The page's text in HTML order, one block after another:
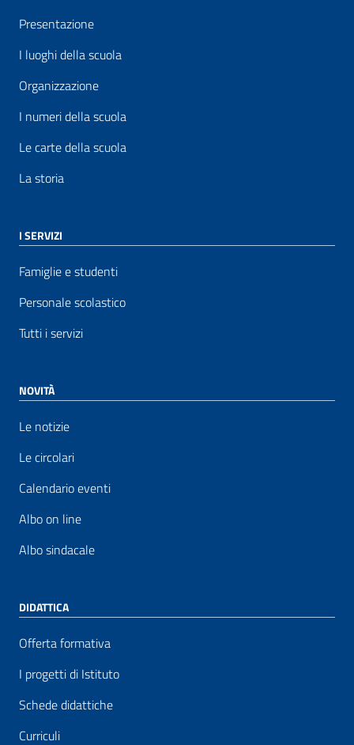
Presentazione
I luoghi della scuola
Organizzazione
I numeri della scuola
Le carte della scuola
La storia
I SERVIZI
Famiglie e studenti
Personale scolastico
Tutti i servizi
NOVITÀ
Le notizie
Le circolari
Calendario eventi
Albo on line
Albo sindacale
DIDATTICA
Offerta formativa
I progetti di Istituto
Schede didattiche
Curriculi